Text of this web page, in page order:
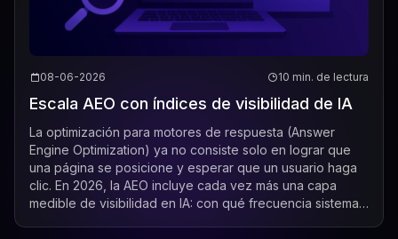
08-06-2026 10 min. de lectura
Escala AEO con índices de visibilidad de IA
La optimización para motores de respuesta (Answer
Engine Optimization) ya no consiste solo en lograr que
una página se posicione y esperar que un usuario haga
clic. En 2026, la AEO incluye cada vez más una capa
medible de visibilidad en IA: con qué frecuencia sistemas